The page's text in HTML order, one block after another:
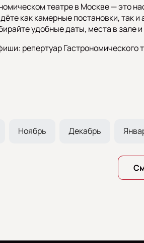
театре в Москве — это
как камерные постановки, так
удобные даты, места в зале
репертуар
Ноябрь Декабрь